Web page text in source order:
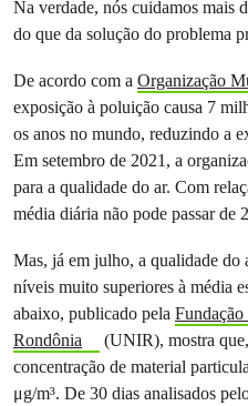
Na verdade, nós cuidamos mais
do que da solução do problema
De acordo com a Organização
exposição à poluição causa 7
os anos no mundo, reduzindo a
Em setembro de 2021, a
para a qualidade do ar. Com
média diária não pode passar de
Mas, já em julho, a qualidade do
níveis muito superiores à média
abaixo, publicado pela
Rondônia
(UNIR), mostra
concentração de material
μg/m³. De 30 dias analisados